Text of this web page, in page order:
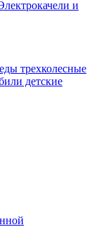
и
трехколесные
детские